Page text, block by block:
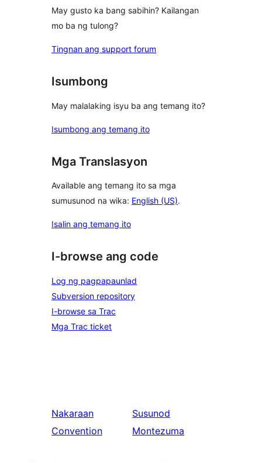
May gusto ka bang sabihin? Kailangan
mo ba ng tulong?
Tingnan ang support forum
Isumbong
May malalaking isyu ba ang temang ito?
Isumbong ang temang ito
Mga Translasyon
Available ang temang ito sa mga
sumusunod na wika: English (US).
Isalin ang temang ito
I-browse ang code
Log ng pagpapaunlad
Subversion repository
I-browse sa Trac
Mga Trac ticket
Nakaraan
Convention
Susunod
Montezuma